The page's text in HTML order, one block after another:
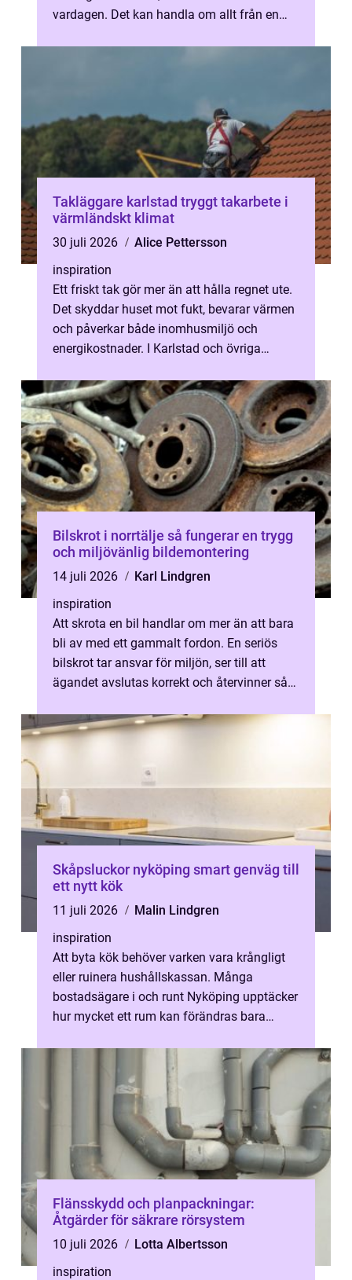
vardagen. Det kan handla om allt från en
Takläggare karlstad tryggt takarbete i
värmländskt klimat
30 juli 2026
Alice Pettersson
inspiration
Ett friskt tak gör mer än att hålla regnet ute.
Det skyddar huset mot fukt, bevarar värmen
och påverkar både inomhusmiljö och
energikostnader. I Karlstad och övriga
Bilskrot i norrtälje så fungerar en trygg
och miljövänlig bildemontering
14 juli 2026
Karl Lindgren
inspiration
Att skrota en bil handlar om mer än att bara
bli av med ett gammalt fordon. En seriös
bilskrot tar ansvar för miljön, ser till att
ägandet avslutas korrekt och återvinner så
Skåpsluckor nyköping smart genväg till
ett nytt kök
11 juli 2026
Malin Lindgren
inspiration
Att byta kök behöver varken vara krångligt
eller ruinera hushållskassan. Många
bostadsägare i och runt Nyköping upptäcker
hur mycket ett rum kan förändras bara
Flänsskydd och planpackningar:
Åtgärder för säkrare rörsystem
10 juli 2026
Lotta Albertsson
inspiration